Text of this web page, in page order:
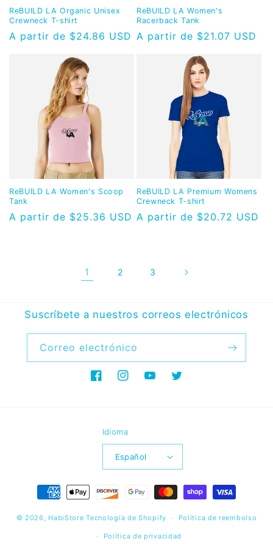
ReBUILD LA Organic Unisex
Crewneck T-shirt
Precio
A partir de $24.86 USD
ReBUILD LA Women's
Racerback Tank
Precio
A partir de $21.07 USD
ReBUILD LA Women's Scoop
Tank
Precio
A partir de $25.36 USD
ReBUILD LA Premium Womens
Crewneck T-shirt
Precio
A partir de $20.72 USD
1 2 3
Suscríbete a nuestros correos electrónicos
Correo electrónico
FacebookInstagramYouTubeTwitter
Idioma
Español
Formas
de
pago
© 2026, HabiStore Tecnología de Shopify Política de reembolso
Política de privacidad